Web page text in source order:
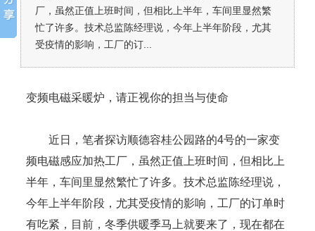
厂，虽然正值上班时间，但相比上半年，车间里显然繁
忙了许多。技术总监陈经理说，今年上半年阶段，尤其
受疫情的影响，工厂的订...
变频电磁采暖炉，请正视你的担当与使命
近日，笔者探访顺德容桂公园路的4号的一家变
频电磁感应加热工厂，虽然正值上班时间，但相比上
半年，车间里显然繁忙了许多。技术总监陈经理说，
今年上半年阶段，尤其受疫情的影响，工厂的订单时
有吃紧，目前，冬季供暖季马上就要来了，现在都在